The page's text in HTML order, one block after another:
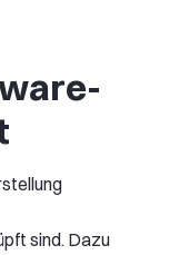
sind. Dazu